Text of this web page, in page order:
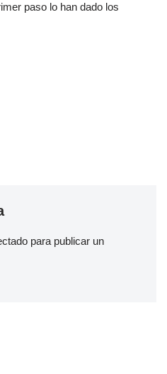
paso lo han dado los
para publicar un